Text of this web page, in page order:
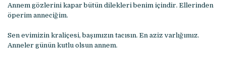
Annem gözlerini kapar bütün dilekleri benim içindir. Ellerinden
öperim anneciğim.
Sen evimizin kraliçesi, başımızın tacısın. En aziz varlığımız.
Anneler günün kutlu olsun annem.